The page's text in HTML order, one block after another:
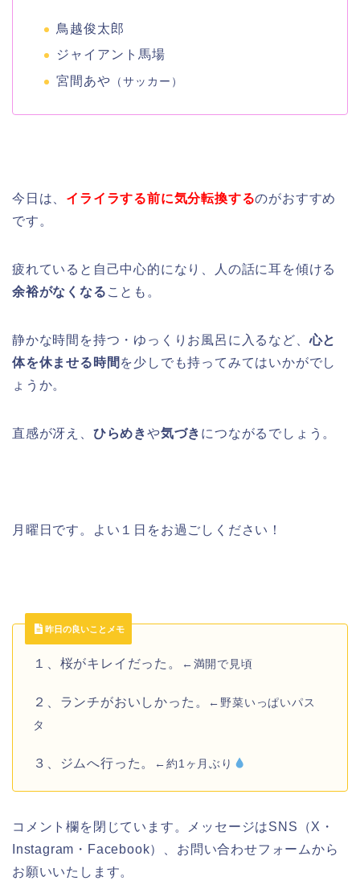
鳥越俊太郎
ジャイアント馬場
宮間あや （サッカー）
今日は、 イライラする前に気分転換するのがおすすめ
です。
疲れていると自己中心的になり、人の話に耳を傾ける
余裕がなくなる ことも。
静かな時間を持つ・ゆっくりお風呂に入るなど、心と
体を休ませる時間 を少しでも持ってみてはいかがでし
ょうか。
直感が冴え、 ひらめきや気づき につながるでしょう。
月曜日です。よい１日をお過ごしください！
昨日の良いことメモ
１、桜がキレイだった。 ←満開で見頃
２、ランチがおいしかった。
←野菜いっぱいパス
タ
３、ジムへ行った。 ←約1ヶ月ぶり
コメント欄を閉じています。メッセージはSNS（X・
Instagram・Facebook）、お問い合わせフォームから
お願いいたします。